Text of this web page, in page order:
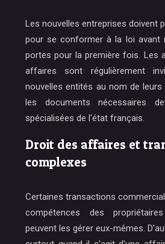
Les nouvelles entreprises doivent
pour se conformer à la loi avant
portes pour la première fois. Les
affaires sont régulièrement
nouvelles entités au nom de
les documents nécessaires
spécialisées de l'état français.
Droit des affaires et
complexes
Certaines transactions
compétences des
peuvent les gérer eux-mêmes.